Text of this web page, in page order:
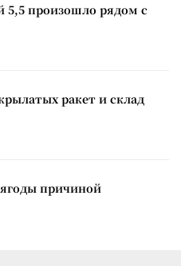
5,5 произошло рядом с
ракет и склад
причиной